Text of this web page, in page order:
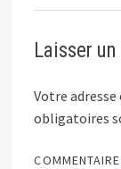
Laisser
Votre
obligatoires
COMMENTAIRE